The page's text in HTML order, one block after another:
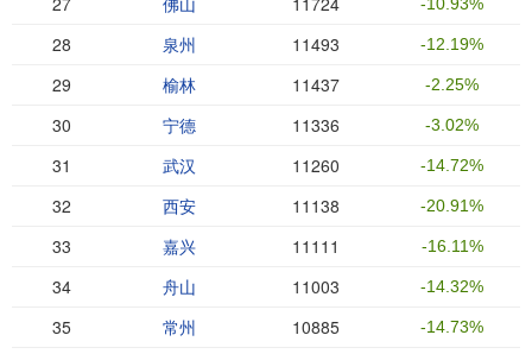
28 泉州 11493 -12.19%
29 榆林 11437 -2.25%
30 宁德 11336 -3.02%
31 武汉 11260 -14.72%
32 西安 11138 -20.91%
33 嘉兴 11111 -16.11%
34 舟山 11003 -14.32%
35 常州 10885 -14.73%